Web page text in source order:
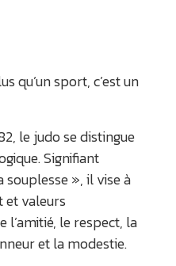
qu’un sport, c’est un
le judo se distingue
Signifiant
», il vise à
et valeurs
l’amitié, le respect, la
et la modestie.